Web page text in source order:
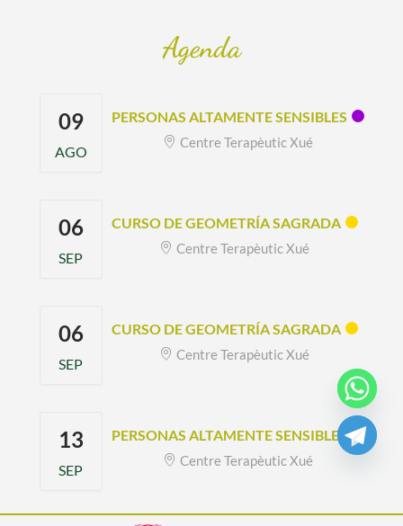
Agenda
09
AGO
PERSONAS ALTAMENTE SENSIBLES
Centre Terapèutic Xué
06
SEP
CURSO DE GEOMETRÍA SAGRADA
Centre Terapèutic Xué
06
SEP
CURSO DE GEOMETRÍA SAGRADA
Centre Terapèutic Xué
13
SEP
PERSONAS ALTAMENTE SENSIBLES
Centre Terapèutic Xué